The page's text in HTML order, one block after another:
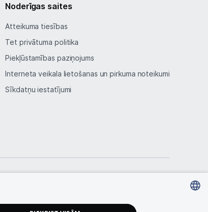
Noderīgas saites
Atteikuma tiesības
Tet privātuma politika
Piekļūstamības paziņojums
Interneta veikala lietošanas un pirkuma noteikumi
Sīkdatņu iestatījumi